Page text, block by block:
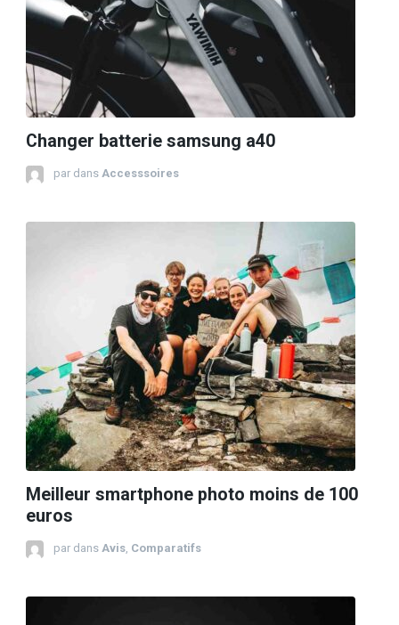
Changer batterie samsung a40
par dans Accesssoires
Meilleur smartphone photo moins de 100
euros
par dans Avis, Comparatifs